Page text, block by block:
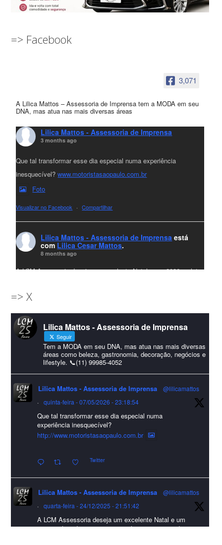
=> Facebook
3,071
A Lilica Mattos – Assessoria de Imprensa tem a MODA em seu
DNA, mas atua nas mais diversas áreas
Lilica Mattos - Assessoria de Imprensa
3 months ago
Que tal transformar esse dia especial numa experiência
inesquecível?www.motoristasaopaulo.com.br
Foto
Visualizar no Facebook · Compartilhar
Lilica Mattos - Assessoria de Imprensa está
com Lilica Cesar Mattos.
8 months ago
A LCM Assessoria deseja um excelente Natal e um 2026 repleto
amigos que sempre nos acompanham!🎄✨🥂❤️
#lcmassessoriassessoria#natal #merrychristmas #felizanonovo
#HappyNewYear
Foto
Visualizar no Facebook · Compartilhar
Lilica Mattos - Assessoria de Imprensa
9 months ago
A Abrafas - Associação Brasileira de Fibras Artificiais e
Sintéticas foi destaque na Revista Química e Derivados, na
incertezas do mercado global".
Confira detalhes 🗞📰📈
#sustentabilidade #FibrasSintéticas #EconomiaCircular #Abrafas
#IndústriaTêxtil
Foto
=> X
Lilica Mattos - Assessoria de Imprensa
Seguir
Tem a MODA em seu DNA, mas atua nas mais diversas
áreas como beleza, gastronomia, decoração, negócios e
lifestyle. 📞(11) 99985-4052
Lilica Mattos - Assessoria de Imprensa
@lilicamattos
·
quinta-feira - 07/05/2026 - 23:18:54
Que tal transformar esse dia especial numa
experiência inesquecível?
http://www.motoristasaopaulo.com.br
Twitter
Lilica Mattos - Assessoria de Imprensa
@lilicamattos
·
quarta-feira - 24/12/2025 - 21:51:42
A LCM Assessoria deseja um excelente Natal e um
2026 repleto de conquistas e realizações para todos